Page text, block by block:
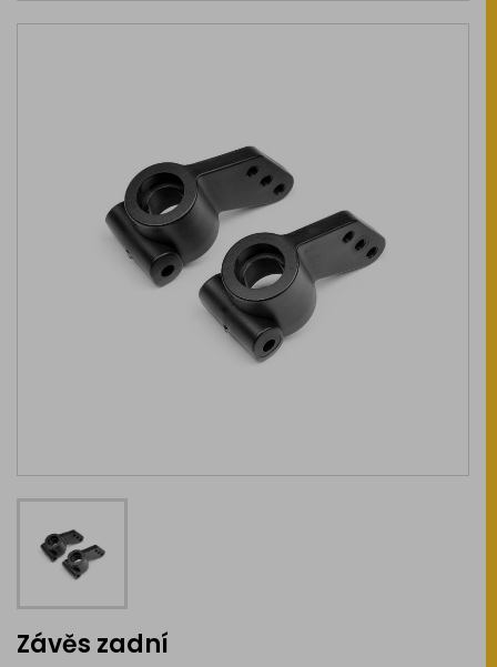
Závěs zadní